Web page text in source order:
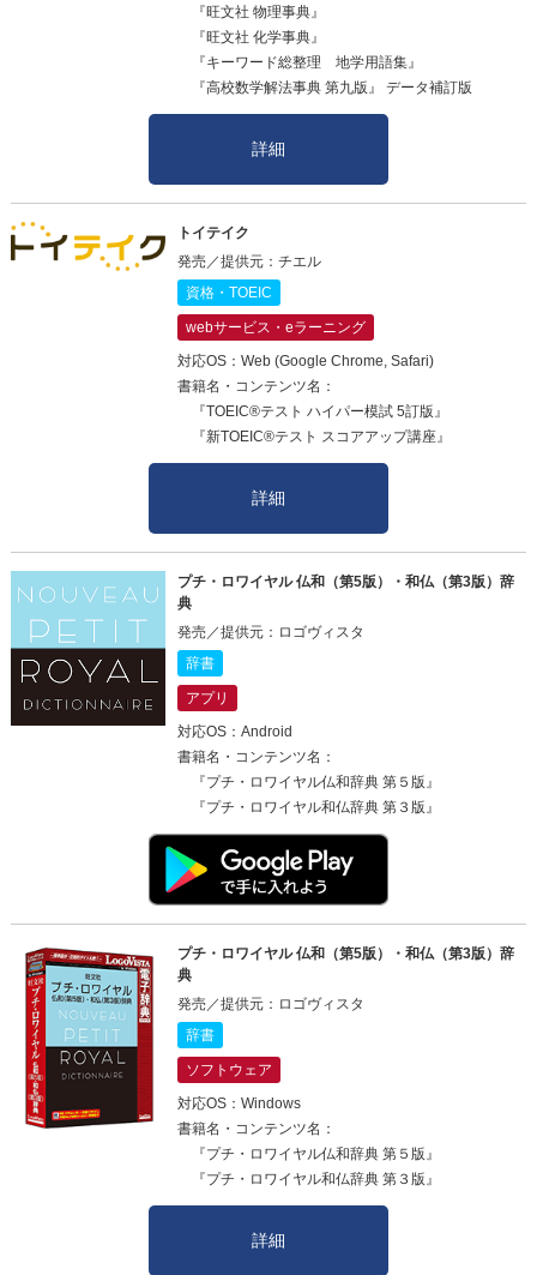
『旺文社 物理事典』
『旺文社 化学事典』
『キーワード総整理 地学用語集』
『高校数学解法事典 第九版』 データ補訂版
詳細
トイテイク
発売／提供元：チエル
資格・TOEIC
webサービス・eラーニング
対応OS：Web (Google Chrome, Safari)
書籍名・コンテンツ名：
『TOEIC®テスト ハイパー模試 5訂版』
『新TOEIC®テスト スコアアップ講座』
詳細
プチ・ロワイヤル 仏和（第5版）・和仏（第3版）辞
典
発売／提供元：ロゴヴィスタ
辞書
アプリ
対応OS：Android
書籍名・コンテンツ名：
『プチ・ロワイヤル仏和辞典 第５版』
『プチ・ロワイヤル和仏辞典 第３版』
プチ・ロワイヤル 仏和（第5版）・和仏（第3版）辞
典
発売／提供元：ロゴヴィスタ
辞書
ソフトウェア
対応OS：Windows
書籍名・コンテンツ名：
『プチ・ロワイヤル仏和辞典 第５版』
『プチ・ロワイヤル和仏辞典 第３版』
詳細